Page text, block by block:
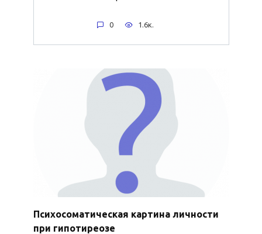
0 1.6к.
Психосоматическая картина личности
при гипотиреозе